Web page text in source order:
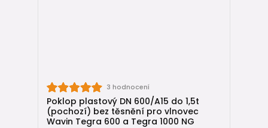
3 hodnocení
Poklop plastový DN 600/A15 do 1,5t
(pochozí) bez těsnění pro vlnovec
Wavin Tegra 600 a Tegra 1000 NG